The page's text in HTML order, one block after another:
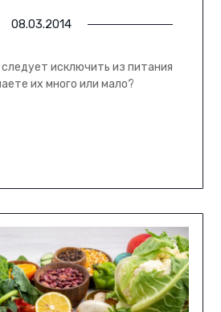
08.03.2014
исключить из питания
их много или мало?